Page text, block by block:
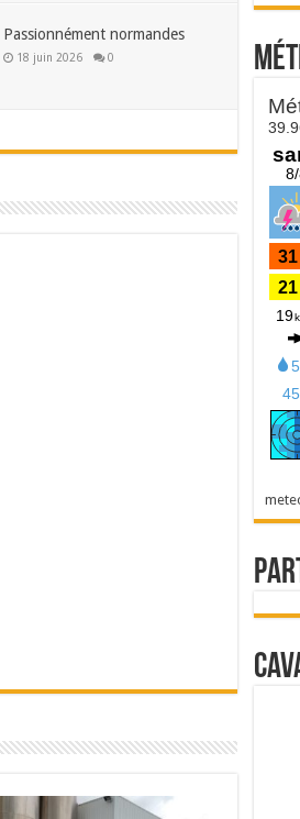
Passionnément normandes
18 juin 2026 0